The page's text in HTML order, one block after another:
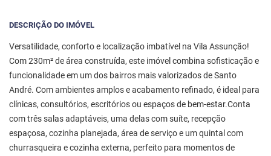
DESCRIÇÃO DO IMÓVEL
Versatilidade, conforto e localização imbatível na Vila Assunção!
Com 230m² de área construída, este imóvel combina sofisticação e
funcionalidade em um dos bairros mais valorizados de Santo
André. Com ambientes amplos e acabamento refinado, é ideal para
clínicas, consultórios, escritórios ou espaços de bem-estar.Conta
com três salas adaptáveis, uma delas com suíte, recepção
espaçosa, cozinha planejada, área de serviço e um quintal com
churrasqueira e cozinha externa, perfeito para momentos de